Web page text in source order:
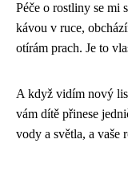
Péče o rostliny se mi
kávou v ruce,
otírám prach. Je to
A když vidím nový
vám dítě přinese
vody a světla, a vaše